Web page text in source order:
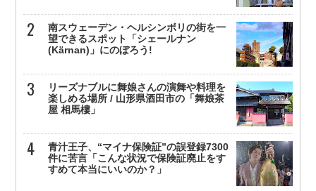
南スウェーデン・ヘルシンボリの街を一
望できるスポット「シェールナン
(Kärnan)」にのぼろう!
リーズナブルに舞娘さんの演舞や料理を
楽しめる場所 / 山形県酒田市の「舞娘茶
屋 相馬樓」
青汁王子、“マイナ保険証”の誤登録7300
件に苦言「こんな状況で保険証廃止をす
すめて本当にいいのか？」